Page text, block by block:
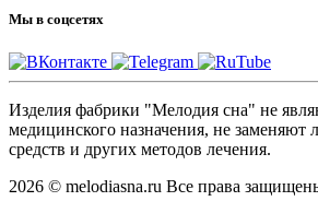
Мы в соцсетях
Изделия фабрики "Мелодия сна" не
медицинского назначения, не заменяют
средств и других методов лечения.
2026 © melodiasna.ru Все права